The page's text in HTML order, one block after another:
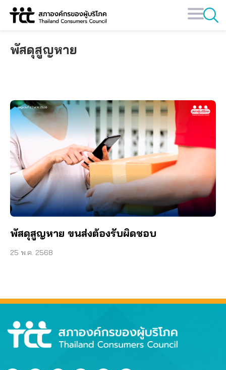
Skip
พัสดุสูญหาย
พัสดุสูญหาย ขนส่งต้องรับผิดชอบ
25 พ.ค. 2568